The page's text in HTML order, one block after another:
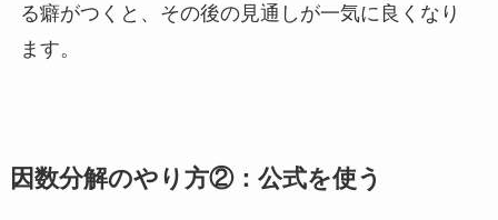
る癖がつくと、その後の見通しが一気に良くなり
ます。
因数分解のやり方②：公式を使う